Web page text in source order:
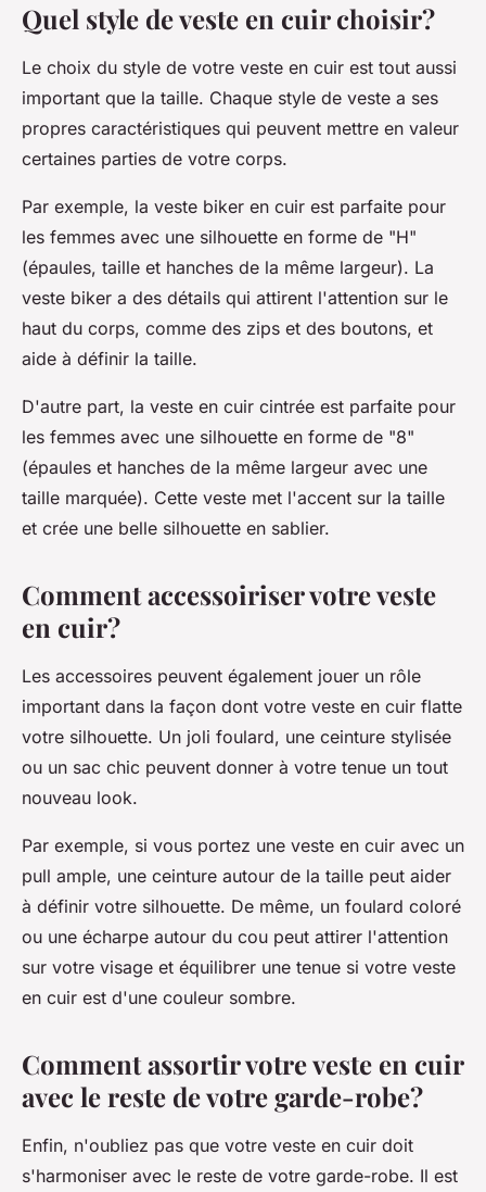
Quel style de veste en cuir choisir?
Le choix du style de votre veste en cuir est tout aussi
important que la taille. Chaque style de veste a ses
propres caractéristiques qui peuvent mettre en valeur
certaines parties de votre corps.
Par exemple, la veste biker en cuir est parfaite pour
les femmes avec une silhouette en forme de "H"
(épaules, taille et hanches de la même largeur). La
veste biker a des détails qui attirent l'attention sur le
haut du corps, comme des zips et des boutons, et
aide à définir la taille.
D'autre part, la veste en cuir cintrée est parfaite pour
les femmes avec une silhouette en forme de "8"
(épaules et hanches de la même largeur avec une
taille marquée). Cette veste met l'accent sur la taille
et crée une belle silhouette en sablier.
Comment accessoiriser votre veste
en cuir?
Les accessoires peuvent également jouer un rôle
important dans la façon dont votre veste en cuir flatte
votre silhouette. Un joli foulard, une ceinture stylisée
ou un sac chic peuvent donner à votre tenue un tout
nouveau look.
Par exemple, si vous portez une veste en cuir avec un
pull ample, une ceinture autour de la taille peut aider
à définir votre silhouette. De même, un foulard coloré
ou une écharpe autour du cou peut attirer l'attention
sur votre visage et équilibrer une tenue si votre veste
en cuir est d'une couleur sombre.
Comment assortir votre veste en cuir
avec le reste de votre garde-robe?
Enfin, n'oubliez pas que votre veste en cuir doit
s'harmoniser avec le reste de votre garde-robe. Il est